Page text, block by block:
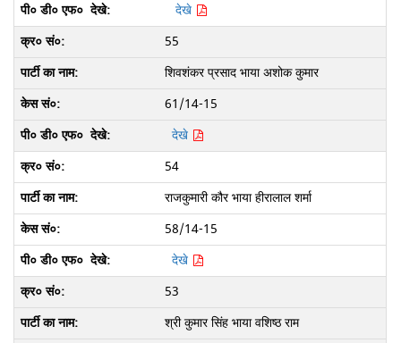
देखे
55
शिवशंकर प्रसाद भाया अशोक कुमार
61/14-15
देखे
54
राजकुमारी कौर भाया हीरालाल शर्मा
58/14-15
देखे
53
श्री कुमार सिंह भाया वशिष्ठ राम